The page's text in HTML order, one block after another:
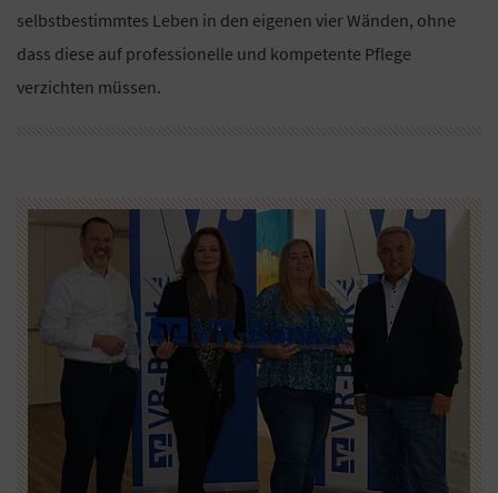
selbstbestimmtes Leben in den eigenen vier Wänden, ohne
dass diese auf professionelle und kompetente Pflege
verzichten müssen.